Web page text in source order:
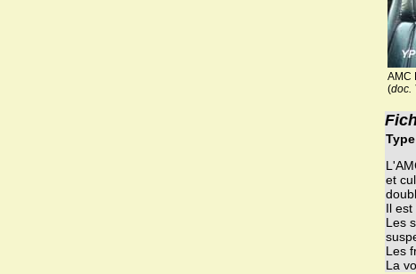
AMC
(doc.
et
Il
Les
Les
La